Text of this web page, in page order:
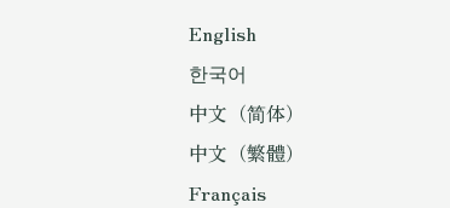
English
한국어
中文（简体）
中文（繁體）
Français